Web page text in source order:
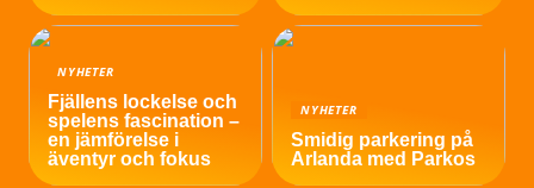
NYHETER
Fjällens lockelse och
spelens fascination –
en jämförelse i
äventyr och fokus
NYHETER
Smidig parkering på
Arlanda med Parkos